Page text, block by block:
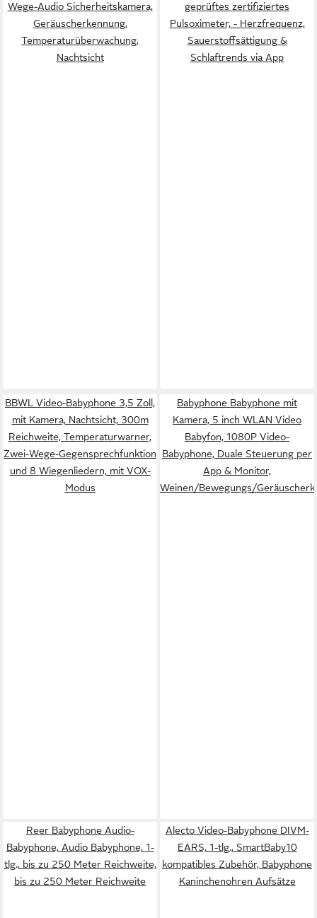
Wege-Audio Sicherheitskamera,
Geräuscherkennung,
Temperaturüberwachung,
Nachtsicht
geprüftes zertifiziertes
Pulsoximeter, - Herzfrequenz,
Sauerstoffsättigung &
Schlaftrends via App
BBWL Video-Babyphone 3,5 Zoll,
mit Kamera, Nachtsicht, 300m
Reichweite, Temperaturwarner,
Zwei-Wege-Gegensprechfunktion
und 8 Wiegenliedern, mit VOX-
Modus
Babyphone Babyphone mit
Kamera, 5 inch WLAN Video
Babyfon, 1080P Video-
Babyphone, Duale Steuerung per
App & Monitor,
Weinen/Bewegungs/
Reer Babyphone Audio-
Babyphone, Audio Babyphone, 1-
tlg., bis zu 250 Meter Reichweite,
bis zu 250 Meter Reichweite
Alecto Video-Babyphone DIVM-
EARS, 1-tlg., SmartBaby10
kompatibles Zubehör, Babyphone
Kaninchenohren Aufsätze